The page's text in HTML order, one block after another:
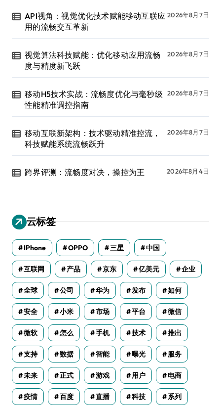
API视角：视觉优化技术赋能移动互联应
用的流畅交互革新
2026年8月7日
视觉算法科技赋能：优化移动应用流畅
度与精度新飞跃
2026年8月7日
移动H5技术实战：流畅度优化与毫秒级
性能精准调控指南
2026年8月7日
移动互联新架构：技术驱动精准控流，
科技赋能系统流畅跃升
2026年8月7日
跨界评测：流畅度对决，操控为王 2026年8月4日
云标签
IPhone OPPO 三星 中国
互联网 产品 京东 亿美元 企业
全球 公司 华为 发布 如何
安全 小米 市场 平台 微信
微软 怎么 手机 技术 推出
支持 数据 智能 曝光 服务
未来 正式 游戏 用户 电商
疫情 百度 直播 科技 系列